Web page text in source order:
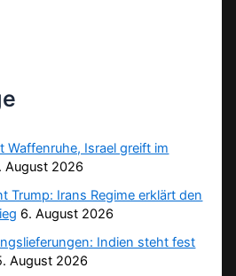
Waffenruhe, Israel greift im
August 2026
Trump: Irans Regime erklärt den
6. August 2026
Indien steht fest
August 2026